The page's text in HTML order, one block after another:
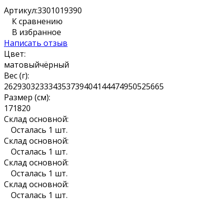
Артикул:3301019390
К сравнению
В избранное
Написать отзыв
Цвет:
матовыйчёрный
Вес (г):
262930323334353739404144474950525665
Размер (см):
171820
Склад основной:
Осталась 1 шт.
Склад основной:
Осталась 1 шт.
Склад основной:
Осталась 1 шт.
Склад основной:
Осталась 1 шт.